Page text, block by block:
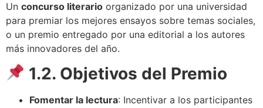
Un concurso literario organizado por una universidad
para premiar los mejores ensayos sobre temas sociales,
o un premio entregado por una editorial a los autores
más innovadores del año.
1.2. Objetivos del Premio
Fomentar la lectura: Incentivar a los participantes